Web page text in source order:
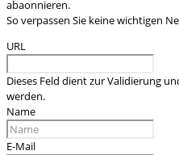
abaonnieren.
So verpassen Sie keine wichtigen
URL
Dieses Feld dient zur Validierung
werden.
Name
E-Mail